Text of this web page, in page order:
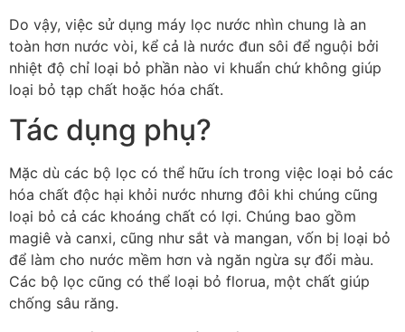
Do vậy, việc sử dụng máy lọc nước nhìn chung là an
toàn hơn nước vòi, kể cả là nước đun sôi để nguội bởi
nhiệt độ chỉ loại bỏ phần nào vi khuẩn chứ không giúp
loại bỏ tạp chất hoặc hóa chất.
Tác dụng phụ?
Mặc dù các bộ lọc có thể hữu ích trong việc loại bỏ các
hóa chất độc hại khỏi nước nhưng đôi khi chúng cũng
loại bỏ cả các khoáng chất có lợi. Chúng bao gồm
magiê và canxi, cũng như sắt và mangan, vốn bị loại bỏ
để làm cho nước mềm hơn và ngăn ngừa sự đổi màu.
Các bộ lọc cũng có thể loại bỏ florua, một chất giúp
chống sâu răng.